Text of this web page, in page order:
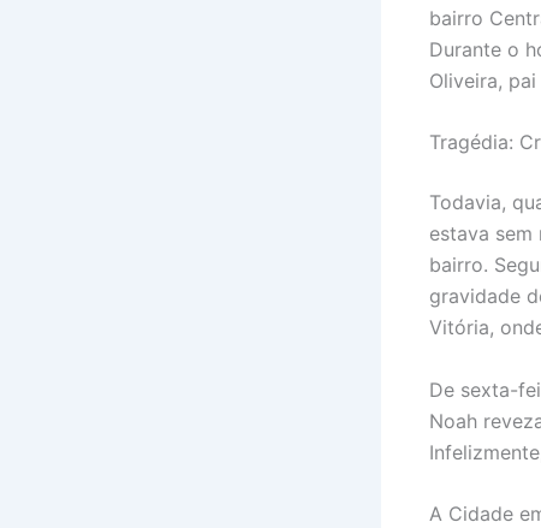
bairro
Durante o
Oliveira,
Tragédia:
Todavia,
estava
bairro.
gravidade
Vitória,
De sexta-
Noah
A Cidade